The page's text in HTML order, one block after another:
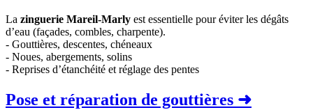
La zinguerie Mareil-Marly est essentielle pour éviter les dégâts
d’eau (façades, combles, charpente).
- Gouttières, descentes, chéneaux
- Noues, abergements, solins
- Reprises d’étanchéité et réglage des pentes
Pose et réparation de gouttières ➜